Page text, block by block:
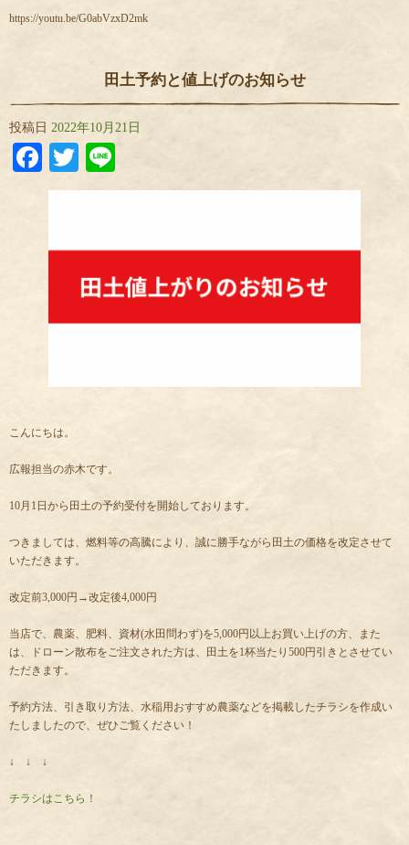
https://youtu.be/G0abVzxD2mk
田土予約と値上げのお知らせ
投稿日 2022年10月21日
Facebook
Twitter
こんにちは。
広報担当の赤木です。
10月1日から田土の予約受付を開始しております。
つきましては、燃料等の高騰により、誠に勝手ながら田土の価格を改定させて
いただきます。
改定前3,000円→改定後4,000円
当店で、農薬、肥料、資材(水田問わず)を5,000円以上お買い上げの方、また
は、ドローン散布をご注文された方は、田土を1杯当たり500円引きとさせてい
ただきます。
予約方法、引き取り方法、水稲用おすすめ農薬などを掲載したチラシを作成い
たしましたので、ぜひご覧ください！
↓ ↓ ↓
チラシはこちら！